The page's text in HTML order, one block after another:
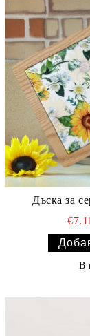
Дъска за
€7.11
В